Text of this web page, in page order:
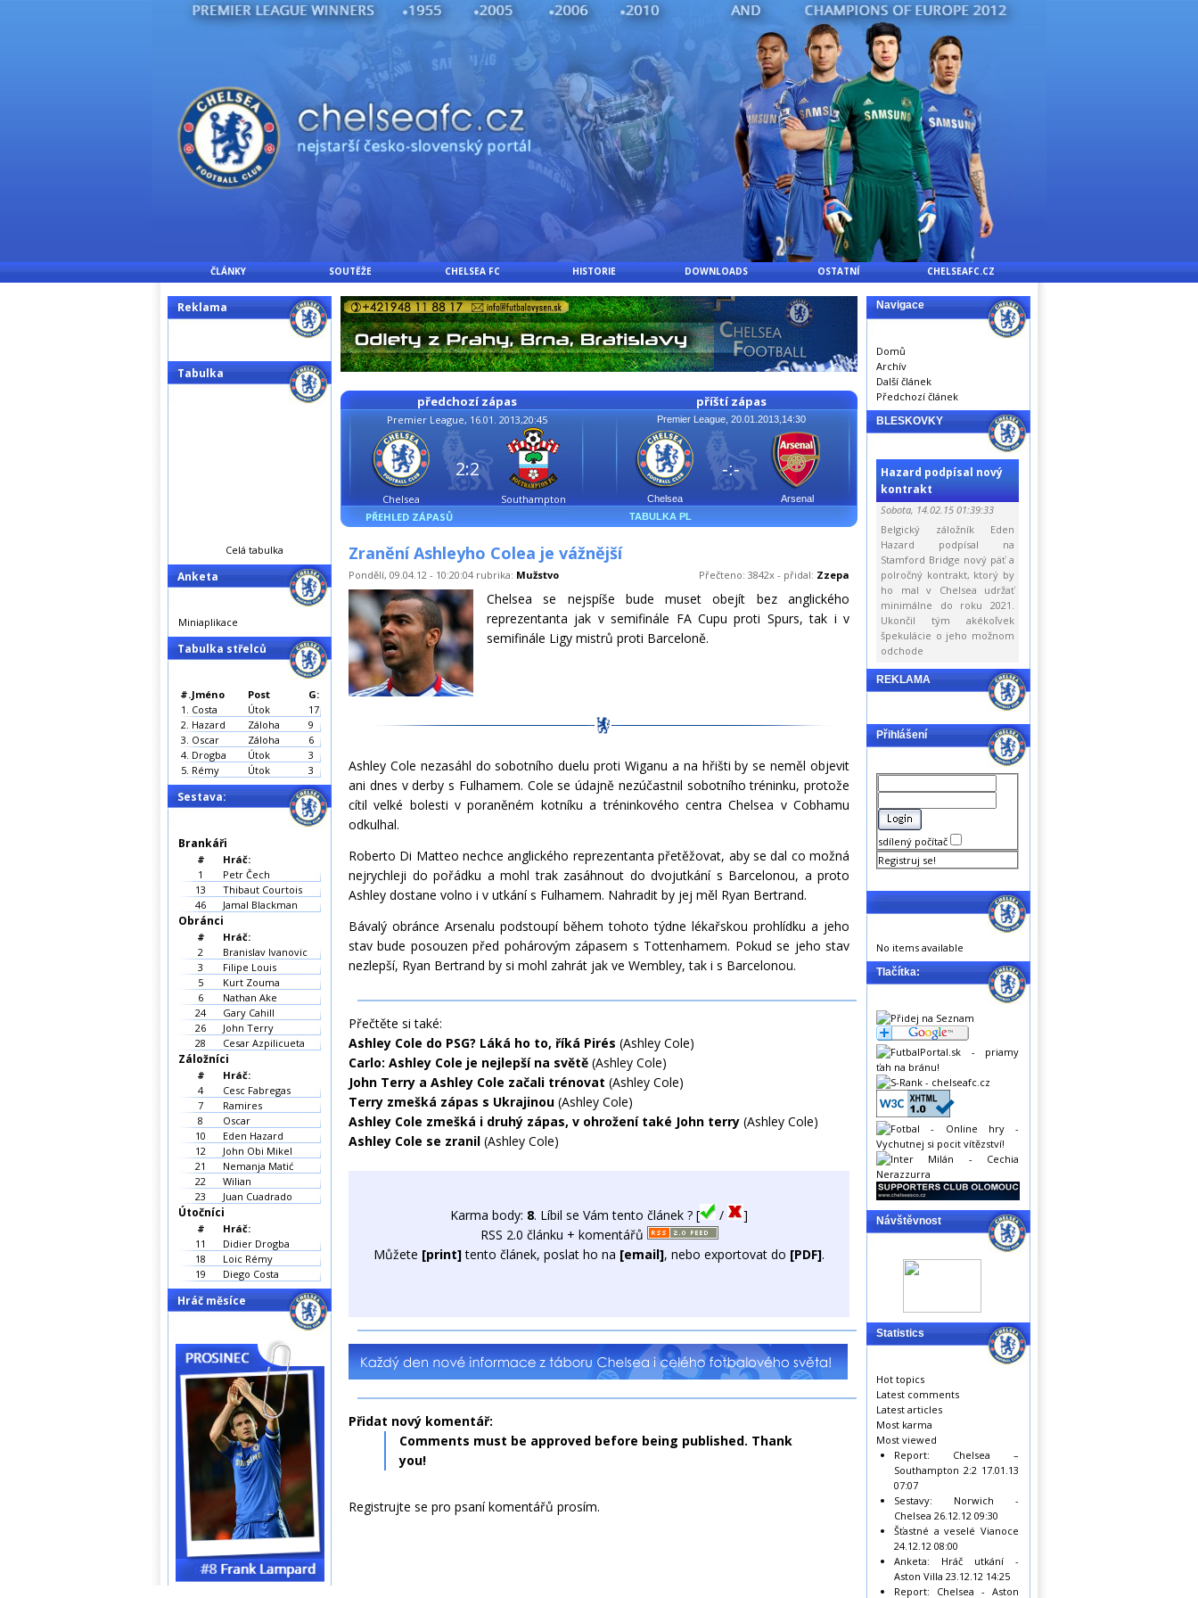
ČLÁNKY SOUTĚŽE CHELSEA FC HISTORIE DOWNLOADS OSTATNÍ CHELSEAFC.CZ
předchozí zápas
Premier League, 16.01. 2013,20:45
Chelsea Southampton
2:2
PŘEHLED ZÁPASŮ
příští zápas
Premier League, 20.01.2013,14:30
Chelsea Arsenal
-:-
TABULKA PL
Zranění Ashleyho Colea je vážnější
Pondělí, 09.04.12 - 10:20:04 rubrika: Mužstvo Přečteno: 3842x - přidal: Zzepa
Chelsea se nejspíše bude muset obejít bez anglického
reprezentanta jak v semifinále FA Cupu proti Spurs, tak i v
semifinále Ligy mistrů proti Barceloně.
Ashley Cole nezasáhl do sobotního duelu proti Wiganu a na hřišti by se neměl objevit
ani dnes v derby s Fulhamem. Cole se údajně nezúčastnil sobotního tréninku, protože
cítil velké bolesti v poraněném kotníku a tréninkového centra Chelsea v Cobhamu
odkulhal.
Roberto Di Matteo nechce anglického reprezentanta přetěžovat, aby se dal co možná
nejrychleji do pořádku a mohl trak zasáhnout do dvojutkání s Barcelonou, a proto
Ashley dostane volno i v utkání s Fulhamem. Nahradit by jej měl Ryan Bertrand.
Bávalý obránce Arsenalu podstoupí během tohoto týdne lékařskou prohlídku a jeho
stav bude posouzen před pohárovým zápasem s Tottenhamem. Pokud se jeho stav
nezlepší, Ryan Bertrand by si mohl zahrát jak ve Wembley, tak i s Barcelonou.
Přečtěte si také:
Ashley Cole do PSG? Láká ho to, říká Pirés (Ashley Cole)
Carlo: Ashley Cole je nejlepší na světě (Ashley Cole)
John Terry a Ashley Cole začali trénovat (Ashley Cole)
Terry zmešká zápas s Ukrajinou (Ashley Cole)
Ashley Cole zmešká i druhý zápas, v ohrožení také John terry (Ashley Cole)
Ashley Cole se zranil (Ashley Cole)
Karma body: 8. Líbil se Vám tento článek ? [ /
]
RSS 2.0 článku + komentářů
Můžete [print]tento článek, poslat ho na [email], nebo exportovat do [PDF].
Přidat nový komentář:
Comments must be approved before being published. Thank
you!
Registrujte se pro psaní komentářů prosím.
Reklama
Tabulka
Celá tabulka
Anketa
Miniaplikace
Tabulka střelců
#.Jméno Post
G:
1. Costa Útok
17
2. Hazard Záloha
9
3. Oscar Záloha
6
4. Drogba Útok
3
5. Rémy Útok 3
Sestava:
Brankáři
#
Hráč:
1
Petr Čech
13
Thibaut Courtois
46
Jamal Blackman
Obránci
#
Hráč:
2
Branislav Ivanovic
3
Filipe Louis
5
Kurt Zouma
6
Nathan Ake
24
Gary Cahill
26
John Terry
28
Cesar Azpilicueta
Záložníci
#
Hráč:
4
Cesc Fabregas
7
Ramires
8
Oscar
10
Eden Hazard
12
John Obi Mikel
21
Nemanja Matić
22
Wilian
23
Juan Cuadrado
Útočníci
#
Hráč:
11
Didier Drogba
18
Loic Rémy
19
Diego Costa
Hráč měsíce
Navigace
Domů
Archív
Další článek
Předchozí článek
BLESKOVKY
Hazard podpísal nový
kontrakt
Sobota, 14.02.15 01:39:33
Belgický záložník Eden
Hazard podpísal na
Stamford Bridge nový päť a
polročný kontrakt, ktorý by
ho mal v Chelsea udržať
minimálne do roku 2021.
Ukončil tým akékoľvek
špekulácie o jeho možnom
odchode
REKLAMA
Přihlášení
sdílený počítač
Registruj se!
No items available
Tlačítka:
Návštěvnost
Statistics
Hot topics
Latest comments
Latest articles
Most karma
Most viewed
Report: Chelsea –
Southampton 2:2 17.01.13
07:07
Sestavy: Norwich -
Chelsea 26.12.12 09:30
Šťastné a veselé Vianoce
24.12.12 08:00
Anketa: Hráč utkání -
Aston Villa 23.12.12 14:25
Report: Chelsea - Aston